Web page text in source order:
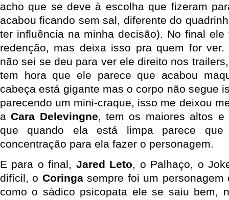
acho que se deve à escolha que fizeram
acabou ficando sem sal, diferente do
ter influência na minha decisão). No final
redenção, mas deixa isso pra quem for ver.
não sei se deu para ver ele direito nos
tem hora que ele parece que acabou
cabeça está gigante mas o corpo não segue
parecendo um mini-craque, isso me deixou
aCara Delevingne, tem os maiores altos
que quando ela está limpa parece
concentração para ela fazer o personagem.
E para o final, Jared Leto, o Palhaço, o
difícil, o Coringa sempre foi um
como o sádico psicopata ele se saiu bem,